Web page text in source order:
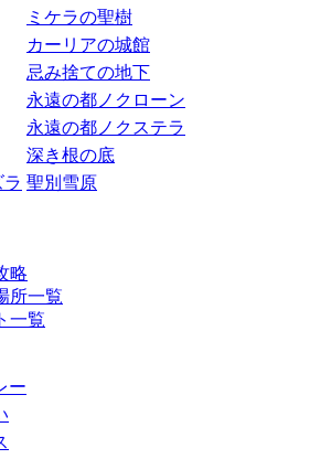
ミケラの聖樹
カーリアの城館
忌み捨ての地下
永遠の都ノクローン
永遠の都ノクステラ
深き根の底
聖別雪原
略
所一覧
一覧
ー